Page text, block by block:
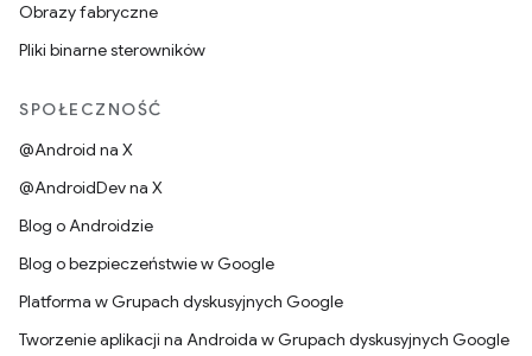
Obrazy fabryczne
Pliki binarne sterowników
SPOŁECZNOŚĆ
@Android na X
@AndroidDev na X
Blog o Androidzie
Blog o bezpieczeństwie w Google
Platforma w Grupach dyskusyjnych Google
Tworzenie aplikacji na Androida w Grupach dyskusyjnych Google